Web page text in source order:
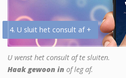
4. U sluit het consult af +
U wenst het consult af te sluiten.
Haak gewoon in of leg af.